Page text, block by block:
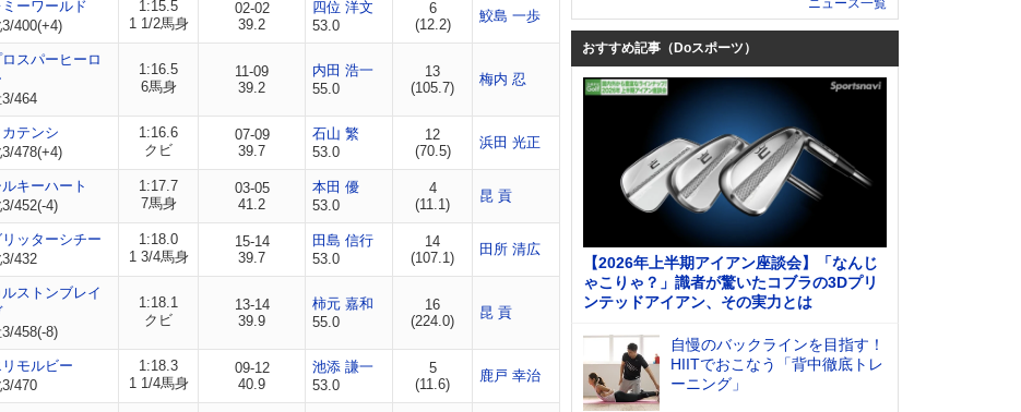
ミーワールド
400(+4)
1:15.5
1 1/2馬身
02-02
39.2
四位 洋文
53.0
6
(12.2)
鮫島 一歩
ロスパーヒーロ
464
1:16.5
6馬身
11-09
39.2
内田 浩一
55.0
13
(105.7)
梅内 忍
カテンシ
478(+4)
1:16.6
クビ
07-09
39.7
石山 繁
53.0
12
(70.5)
浜田 光正
ルキーハート
452(-4)
1:17.7
7馬身
03-05
41.2
本田 優
53.0
4
(11.1)
昆 貢
リッターシチー
432
1:18.0
1 3/4馬身
15-14
39.7
田島 信行
53.0
14
(107.1)
田所 清広
ルストンブレイ
458(-8)
1:18.1
クビ
13-14
39.9
柿元 嘉和
55.0
16
(224.0)
昆 貢
リモルビー
470
1:18.3
1 1/4馬身
09-12
40.9
池添 謙一
53.0
5
(11.6)
鹿戸 幸治
ニュース一覧
おすすめ記事（Doスポーツ）
【2026年上半期アイアン座談会】「なんじ
ゃこりゃ？」識者が驚いたコブラの3Dプリ
ンテッドアイアン、その実力とは
自慢のバックラインを目指す！
HIITでおこなう「背中徹底トレ
ーニング」